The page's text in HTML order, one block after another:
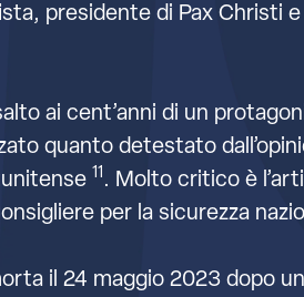
presidente di Pax Christi
ai cent’anni di un
quanto detestato
11 . Molto critico è
per la sicurezza
il 24 maggio 2023 dopo